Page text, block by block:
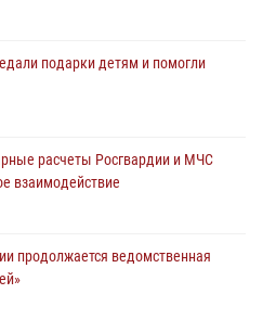
подарки детям и помогли
расчеты Росгвардии и МЧС
взаимодействие
продолжается ведомственная